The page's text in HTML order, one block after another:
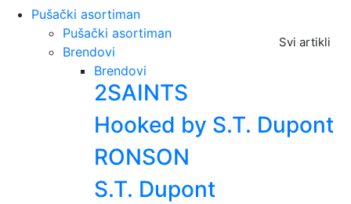
Pušački asortiman
Svi artikli
Pušački asortiman
Brendovi
Brendovi
2SAINTS
Hooked by S.T. Dupont
RONSON
S.T. Dupont